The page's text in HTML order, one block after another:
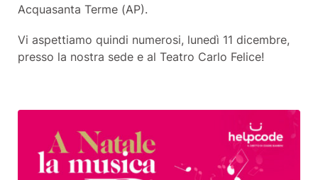
Acquasanta Terme (AP).
Vi aspettiamo quindi numerosi, lunedì 11 dicembre,
presso la nostra sede e al Teatro Carlo Felice!